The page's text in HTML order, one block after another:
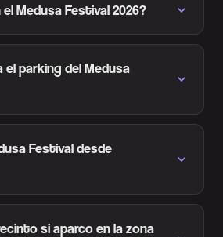
Medusa Festival 2026?
parking del Medusa
Festival desde
si aparco en la zona